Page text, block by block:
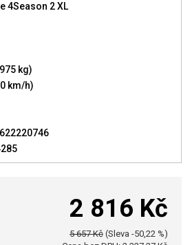
4Season 2 XL
kg)
km/h)
2 816 Kč
5 657 Kč (Sleva -50,22 %)